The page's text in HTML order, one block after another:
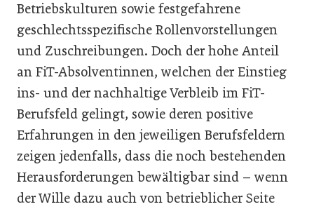
Betriebskulturen sowie festgefahrene
geschlechtsspezifische Rollenvorstellungen
und Zuschreibungen. Doch der hohe Anteil
an FiT-Absolventinnen, welchen der Einstieg
ins- und der nachhaltige Verbleib im FiT-
Berufsfeld gelingt, sowie deren positive
Erfahrungen in den jeweiligen Berufsfeldern
zeigen jedenfalls, dass die noch bestehenden
Herausforderungen bewältigbar sind – wenn
der Wille dazu auch von betrieblicher Seite